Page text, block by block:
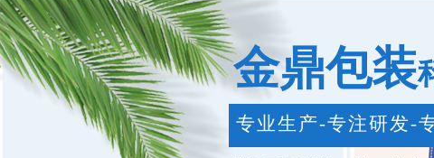
金鼎包装
专业生产-专注研发-